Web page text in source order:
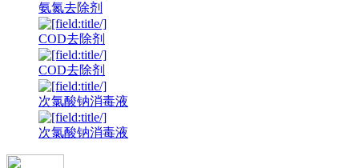
氨氮去除剂
COD去除剂
COD去除剂
次氯酸钠消毒液
次氯酸钠消毒液